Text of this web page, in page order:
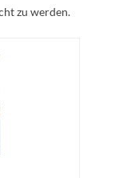
zu werden.